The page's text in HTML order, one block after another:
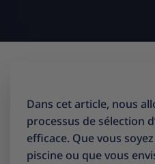
Dans cet article, nous
processus de sélection
efficace. Que vous
piscine ou que vous